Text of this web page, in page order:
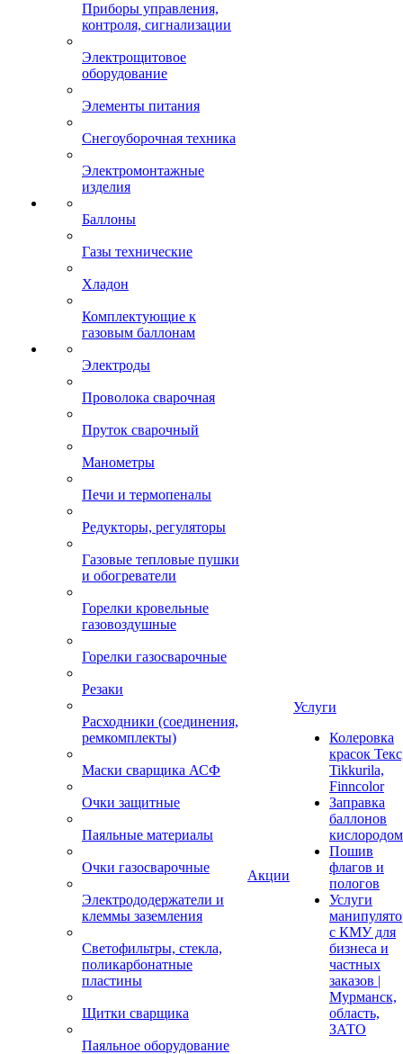
Приборы управления,
контроля, сигнализации
Электрощитовое
оборудование
Элементы питания
Снегоуборочная техника
Электромонтажные
изделия
Баллоны
Газы технические
Хладон
Комплектующие к
газовым баллонам
Электроды
Проволока сварочная
Пруток сварочный
Манометры
Печи и термопеналы
Редукторы, регуляторы
Газовые тепловые пушки
и обогреватели
Горелки кровельные
газовоздушные
Горелки газосварочные
Резаки
Расходники (соединения,
ремкомплекты)
Маски сварщика АСФ
Очки защитные
Паяльные материалы
Очки газосварочные
Электрододержатели и
клеммы заземления
Светофильтры, стекла,
поликарбонатные
пластины
Щитки сварщика
Паяльное оборудование
Акции
Услуги
Колеровка
красок
Tikkurila,
Finncolor
Заправка
баллонов
кислородом
Пошив
флагов и
пологов
Услуги
с КМУ для
бизнеса и
частных
заказов |
Мурманск,
область,
ЗАТО